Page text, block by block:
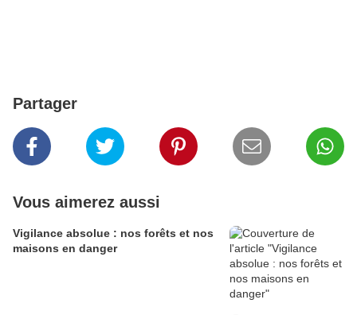
Partager
Vous aimerez aussi
Vigilance absolue : nos forêts et nos
maisons en danger